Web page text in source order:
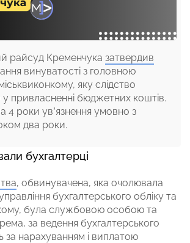
райсуд Кременчука затвердив
винуватості з головною
яку слідство
привласненні бюджетних коштів.
4 роки ув’язнення умовно з
два роки.
бухгалтерці
, обвинувачена, яка очолювала
бухгалтерського обліку та
була службовою особою та
за ведення бухгалтерського
за нарахуванням і виплатою